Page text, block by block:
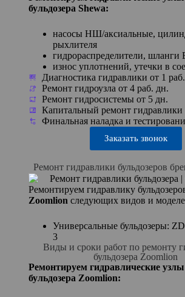
бульдозера Shewa:
насосы НШ/аксиальные,
рыхлителя
гидрораспределители, шланги
износ уплотнений, утечки в
Диагностика гидравлики от 1
Ремонт гидроузла от 4 раб. дн.
Ремонт гидросистемы от 5 дн.
Капитальный ремонт гидравлики
Финальная наладка и
Заказать звонок
Ремонт гидравлики бульдозеров
Ремонтируем гидравлику
Zoomlion следующих видов и
Универсальные бульдозеры:
3
Виды и сроки работ по ремонту
бульдозера Zoomlion
Ремонтируем гидравлические
бульдозера Zoomlion: